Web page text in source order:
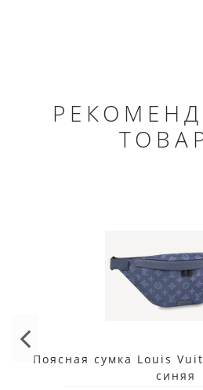
Поясная сумка Louis
синяя